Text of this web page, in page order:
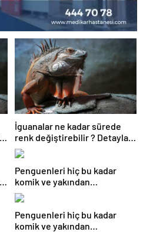
İguanalar ne kadar sürede
renk değiştirebilir ? Detaylar
burada…
Penguenleri hiç bu kadar
komik ve yakından
görmemiştiniz
Penguenleri hiç bu kadar
komik ve yakından